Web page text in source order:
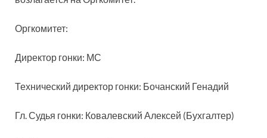
Оргкомитет:
Директор гонки: МС
Технический директор гонки: Бочанский Генадий
Гл. Судья гонки: Ковалевский Алексей (Бухгалтер)